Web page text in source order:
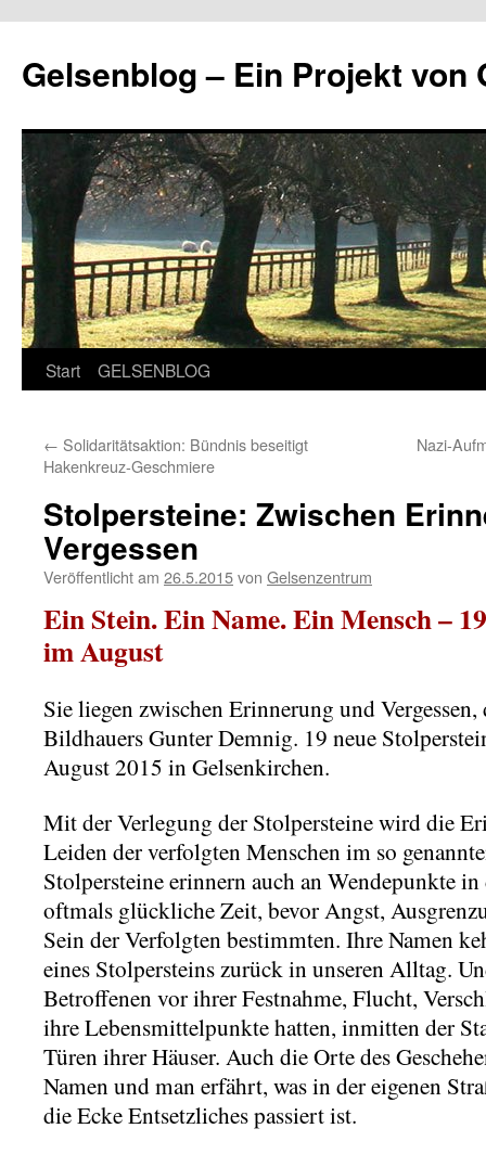
springen
Gelsenblog – Ein Projekt von
Start GELSENBLOG
← Solidaritätsaktion: Bündnis beseitigt
Hakenkreuz-Geschmiere
Nazi-
Stolpersteine: Zwischen
Vergessen
Veröffentlicht am 26.5.2015von Gelsenzentrum
Ein Stein. Ein Name. Ein Mensch –
im August
Sie liegen zwischen Erinnerung und
Bildhauers Gunter Demnig. 19 neue
August 2015 in Gelsenkirchen.
Mit der Verlegung der Stolpersteine wird die
Leiden der verfolgten Menschen im so
Stolpersteine erinnern auch an Wendepunkte
oftmals glückliche Zeit, bevor Angst,
Sein der Verfolgten bestimmten. Ihre Namen
eines Stolpersteins zurück in unseren Alltag.
Betroffenen vor ihrer Festnahme, Flucht,
ihre Lebensmittelpunkte hatten, inmitten der
Türen ihrer Häuser. Auch die Orte des
Namen und man erfährt, was in der eigenen
die Ecke Entsetzliches passiert ist.